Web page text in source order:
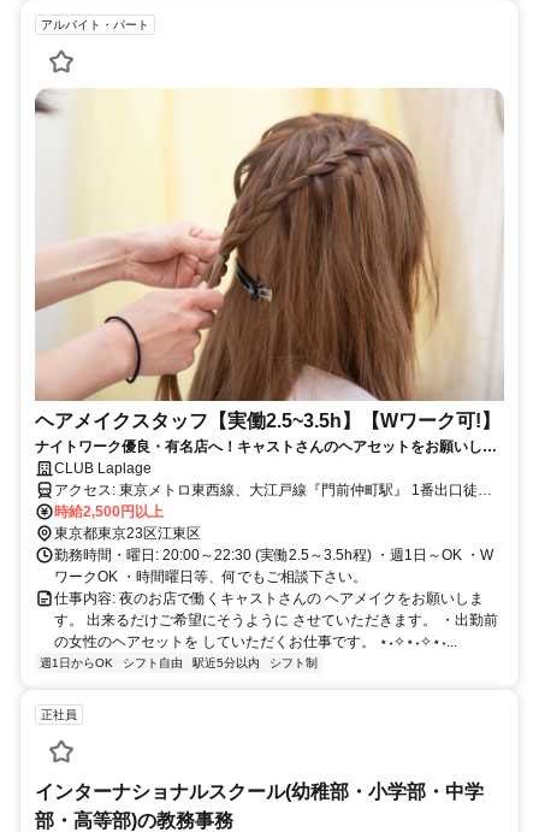
アルバイト・パート
ヘアメイクスタッフ【実働2.5~3.5h】【Wワーク可!】
ナイトワーク優良・有名店へ！キャストさんのヘアセットをお願いしま
す。CLUB Laplage
アクセス: 東京メトロ東西線、大江戸線『門前仲町駅』 1番出口徒歩1
分
時給2,500円以上
東京都東京23区江東区
勤務時間・曜日: 20:00～22:30 (実働2.5～3.5h程) ・週1日～OK ・W
ワークOK ・時間曜日等、何でもご相談下さい。
仕事内容: 夜のお店で働くキャストさんの ヘアメイクをお願いしま
す。 出来るだけご希望にそうように させていただきます。 ・出勤前
の女性のヘアセットを していただくお仕事です。 ⋆˖✧⋆˖✧⋆˖...
週1日からOK シフト自由 駅近5分以内 シフト制
正社員
インターナショナルスクール(幼稚部・小学部・中学
部・高等部)の教務事務